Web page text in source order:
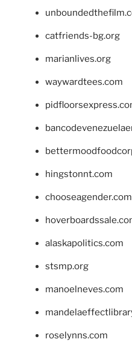
catfriends-bg.org
marianlives.org
waywardtees.com
hingstonnt.com
chooseagender.com
alaskapolitics.com
stsmp.org
manoelneves.com
roselynns.com